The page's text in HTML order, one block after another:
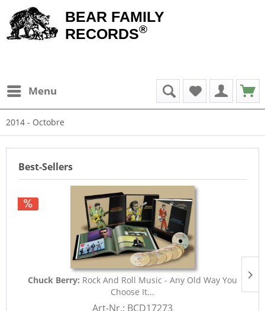
BEAR FAMILY
RECORDS®
Menu
2014 - Octobre
Best-Sellers
Chuck Berry: Rock And Roll Music - Any Old Way You
Choose It...
Art-Nr.: BCD17273